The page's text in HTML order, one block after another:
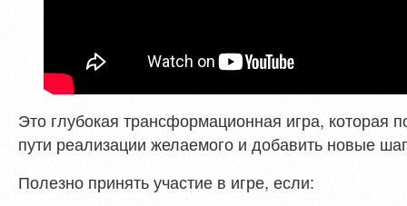
Это глубокая трансформационная игра, которая
пути реализации желаемого и добавить новые
Полезно принять участие в игре, если: